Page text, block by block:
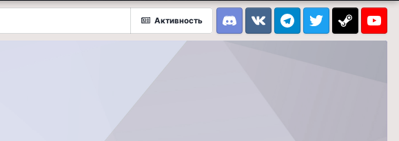
Активность
DiscordVK TelegramTwitter Steam